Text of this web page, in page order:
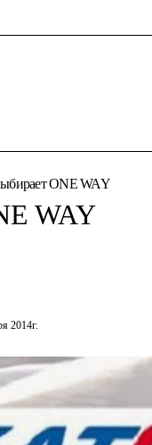
ONE WAY
WAY
2014г.